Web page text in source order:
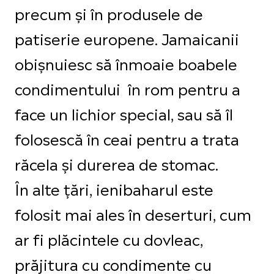
precum și în produsele de
patiserie europene. Jamaicanii
obișnuiesc să înmoaie boabele
condimentului în rom pentru a
face un lichior special, sau să îl
folosescă în ceai pentru a trata
răcela și durerea de stomac.
În alte țări, ienibaharul este
folosit mai ales în deserturi, cum
ar fi plăcintele cu dovleac,
prăjitura cu condimente cu